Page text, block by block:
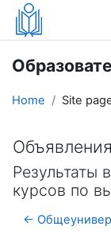
Skip to main content
Home Site
Результаты
курсов по
←